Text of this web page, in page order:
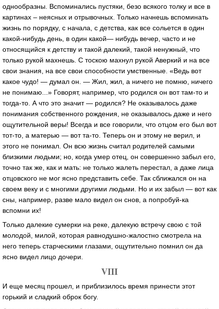
однообразны. Вспоминались пустяки, безо всякого толку и все в
картинах – неясных и отрывочных. Только начнешь вспоминать
жизнь по порядку, с начала, с детства, как все сольется в один
какой-нибудь день, в один какой— нибудь вечер, часто и не
относящийся к детству и такой далекий, такой ненужный, что
только рукой махнешь. С тоскою махнул рукой Аверкий и на все
свои знания, на все свои способности умственные. «Ведь вот
какое чудо! — думал он. — Жил, жил, а ничего не помню, ничего
не понимаю...» Говорят, например, что родился он вот там-то и
тогда-то. А что это значит — родился? Не оказывалось даже
понимания собственного рождения, не оказывалось даже и него
ощутительной веры! Всегда и все говорили, что отцом его был вот
тот-то, а матерью — вот та-то. Теперь он и этому не верил, и
этого не понимал. Он всю жизнь считал родителей самыми
близкими людьми; но, когда умер отец, он совершенно забыл его,
точно так же, как и мать: не только жалеть перестал, а даже лица
отцовского не мог ясно представить себе. Так сближался он на
своем веку и с многими другими людьми. Но и их забыл — вот как
сны, например, разве мало видел он снов, а попробуй-ка
вспомни их!
Только далекие сумерки на реке, далекую встречу свою с той
молодой, милой, которая равнодушно-жалостно смотрела на
него теперь старческими глазами, ощутительно помнил он да
ясно видел лицо дочери.
VIII
И еще месяц прошел, и приблизилось время принести этот
горький и сладкий оброк богу.